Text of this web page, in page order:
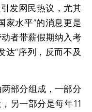
发网民热议，尤其
家水平”的消息更是
者带薪假期纳入考
达“序列，反而不及
部分组成，一部分
另一部分是每年11